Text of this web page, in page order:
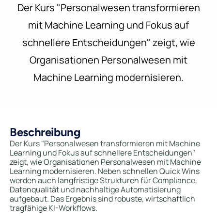
Der Kurs "Personalwesen transformieren
mit Machine Learning und Fokus auf
schnellere Entscheidungen" zeigt, wie
Organisationen Personalwesen mit
Machine Learning modernisieren.
Beschreibung
Der Kurs "Personalwesen transformieren mit Machine
Learning und Fokus auf schnellere Entscheidungen"
zeigt, wie Organisationen Personalwesen mit Machine
Learning modernisieren. Neben schnellen Quick Wins
werden auch langfristige Strukturen für Compliance,
Datenqualität und nachhaltige Automatisierung
aufgebaut. Das Ergebnis sind robuste, wirtschaftlich
tragfähige KI-Workflows.